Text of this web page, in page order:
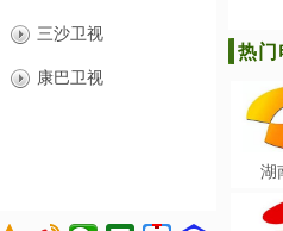
三沙卫视
康巴卫视
热门
湖